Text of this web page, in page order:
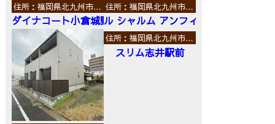
住所：福岡県北九州市…
ダイナコート小倉城野
住所：福岡県北九州市…
ル シャルム アンフィニ
住所：福岡県北九州市…
スリム志井駅前